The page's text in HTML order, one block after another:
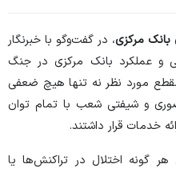
بانک مرکزی، در گفت‌و‌گو با خبرنگار
و عملکرد بانک مرکزی در جنگ
مورد نظر نه تنها هیچ ضعفی
و شیفتی شعب با تمام توان
خدمات قرار داشتند.
گونه اختلال در تراکنش‌ها یا